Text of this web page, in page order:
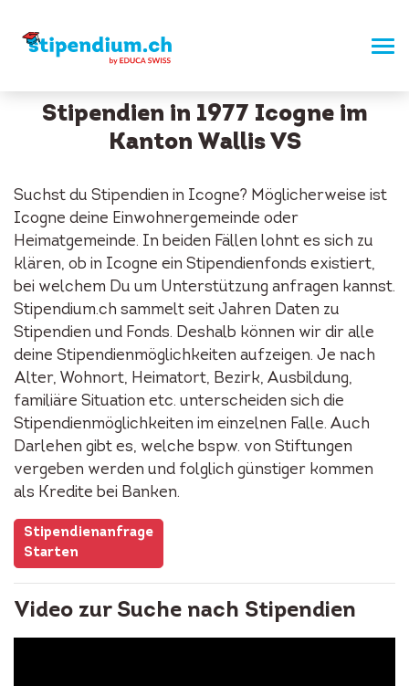
Stipendien in 1977 Icogne im
Kanton Wallis VS
Suchst du Stipendien in Icogne? Möglicherweise ist
Icogne deine Einwohnergemeinde oder
Heimatgemeinde. In beiden Fällen lohnt es sich zu
klären, ob in Icogne ein Stipendienfonds existiert,
bei welchem Du um Unterstützung anfragen kannst.
Stipendium.ch sammelt seit Jahren Daten zu
Stipendien und Fonds. Deshalb können wir dir alle
deine Stipendienmöglichkeiten aufzeigen. Je nach
Alter, Wohnort, Heimatort, Bezirk, Ausbildung,
familiäre Situation etc. unterscheiden sich die
Stipendienmöglichkeiten im einzelnen Falle. Auch
Darlehen gibt es, welche bspw. von Stiftungen
vergeben werden und folglich günstiger kommen
als Kredite bei Banken.
Stipendienanfrage
Starten
Video zur Suche nach Stipendien